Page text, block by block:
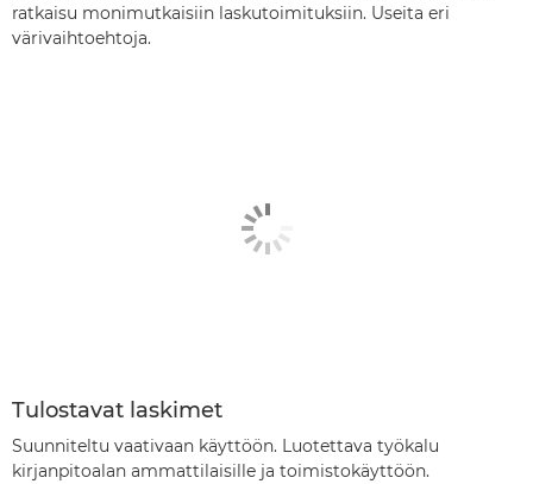
ratkaisu monimutkaisiin laskutoimituksiin. Useita eri
värivaihtoehtoja.
Tulostavat laskimet
Suunniteltu vaativaan käyttöön. Luotettava työkalu
kirjanpitoalan ammattilaisille ja toimistokäyttöön.